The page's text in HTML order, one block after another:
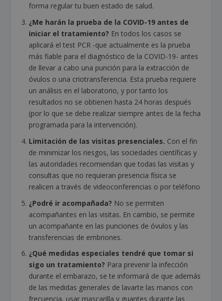
forma regular tu buen estado de salud.
¿Me harán la prueba de la COVID-19 antes de
iniciar el tratamiento? En todos los casos se
aplicará el test PCR -que actualmente es la prueba
más fiable para el diagnóstico de la COVID-19- antes
de llevar a cabo una punción para la extracción de
óvulos o una criotransferencia. Esta prueba requiere
un análisis en el laboratorio, y por tanto los
resultados no se obtienen hasta 24 horas después
(por lo que se debe realizar siempre antes de la fecha
programada para la intervención).
Limitación de las visitas presenciales. Con el fin
de minimizar los riesgos, las sociedades científicas y
las autoridades recomiendan que todas las visitas y
consultas que no requieran presencia física se
realicen a través de videoconferencias o por teléfono
¿Podré ir acompañada? No se permiten
acompañantes en las visitas. En cambio, se permite
un acompañante en las punciones de óvulos y las
transferencias de embriones.
¿Qué medidas especiales tendré que tomar si
sigo un tratamiento? Para prevenir la infección
durante el embarazo, se te informará de que además
de las medidas generales de lavarte las manos con
frecuencia, usar mascarilla y guantes durante las